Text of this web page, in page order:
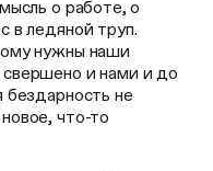
о работе, о
в ледяной труп.
нужны наши
и нами и до
бездарность не
что-то